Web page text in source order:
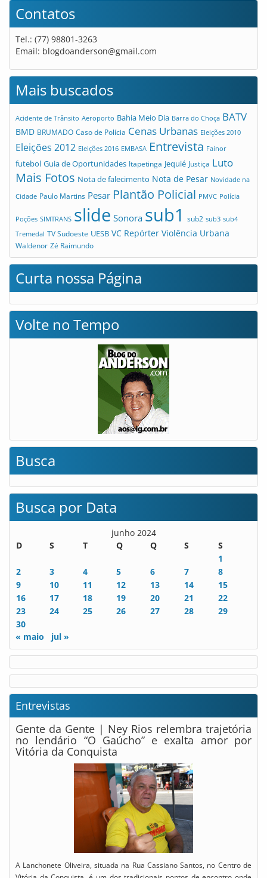
Contatos
Tel.: (77) 98801-3263
Email: blogdoanderson@gmail.com
Mais buscados
Acidente de Trânsito Aeroporto Bahia Meio Dia Barra do Choça BATV
BMD BRUMADO Caso de Polícia Cenas Urbanas Eleições 2010
Eleições 2012 Eleições 2016 EMBASA Entrevista Fainor
futebol Guia de Oportunidades Itapetinga Jequié Justiça Luto
Mais Fotos Nota de falecimento Nota de Pesar Novidade na
Cidade Paulo Martins Pesar Plantão Policial PMVC Polícia
Poções SIMTRANS slide Sonora sub1 sub2 sub3 sub4
Tremedal TV Sudoeste UESB VC Repórter Violência Urbana
Waldenor Zé Raimundo
Curta nossa Página
Volte no Tempo
Busca
Busca por Data
junho 2024
D
S T Q Q S
S
1
2
3 4 5 6 7
8
9
10 11 12 13 14
15
16
17 18 19 20 21
22
23
24 25 26 27 28
29
30
« maio
jul »
Entrevistas
Gente da Gente | Ney Rios relembra trajetória
no lendário “O Gaúcho” e exalta amor por
Vitória da Conquista
A Lanchonete Oliveira, situada na Rua Cassiano Santos, no Centro de